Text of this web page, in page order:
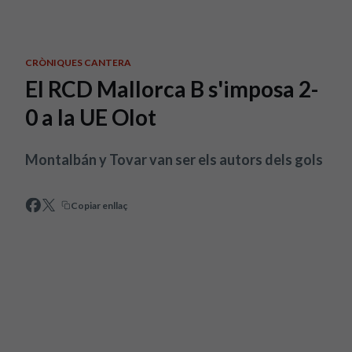
CRÒNIQUES CANTERA
El RCD Mallorca B s'imposa 2-
0 a la UE Olot
Montalbán y Tovar van ser els autors dels gols
Copiar enllaç